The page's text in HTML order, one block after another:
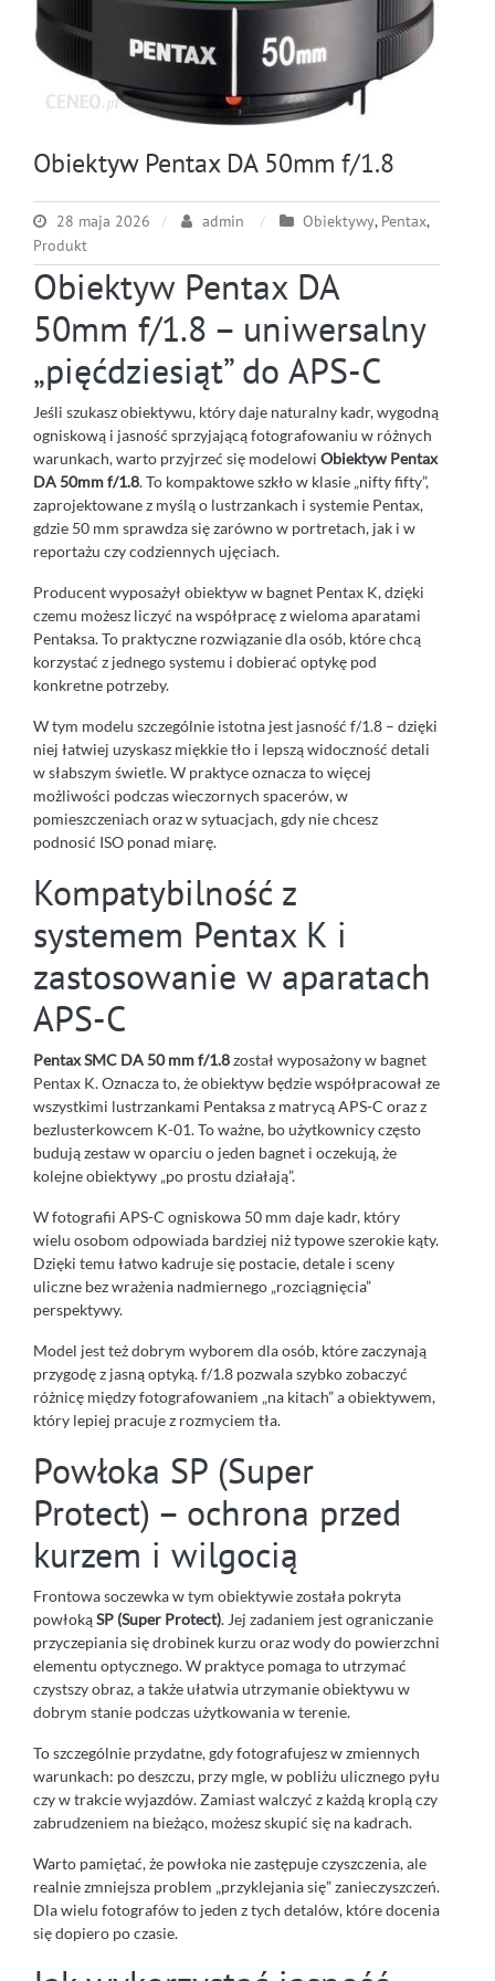
Obiektyw Pentax DA 50mm f/1.8
28 maja 2026 admin Obiektywy, Pentax,
Produkt
Obiektyw Pentax DA
50mm f/1.8 – uniwersalny
„pięćdziesiąt” do APS-C
Jeśli szukasz obiektywu, który daje naturalny kadr, wygodną
ogniskową i jasność sprzyjającą fotografowaniu w różnych
warunkach, warto przyjrzeć się modelowi Obiektyw Pentax
DA 50mm f/1.8. To kompaktowe szkło w klasie „nifty fifty”,
zaprojektowane z myślą o lustrzankach i systemie Pentax,
gdzie 50 mm sprawdza się zarówno w portretach, jak i w
reportażu czy codziennych ujęciach.
Producent wyposażył obiektyw w bagnet Pentax K, dzięki
czemu możesz liczyć na współpracę z wieloma aparatami
Pentaksa. To praktyczne rozwiązanie dla osób, które chcą
korzystać z jednego systemu i dobierać optykę pod
konkretne potrzeby.
W tym modelu szczególnie istotna jest jasność f/1.8 – dzięki
niej łatwiej uzyskasz miękkie tło i lepszą widoczność detali
w słabszym świetle. W praktyce oznacza to więcej
możliwości podczas wieczornych spacerów, w
pomieszczeniach oraz w sytuacjach, gdy nie chcesz
podnosić ISO ponad miarę.
Kompatybilność z
systemem Pentax K i
zastosowanie w aparatach
APS-C
Pentax SMC DA 50 mm f/1.8został wyposażony w bagnet
Pentax K. Oznacza to, że obiektyw będzie współpracował ze
wszystkimi lustrzankami Pentaksa z matrycą APS-C oraz z
bezlusterkowcem K-01. To ważne, bo użytkownicy często
budują zestaw w oparciu o jeden bagnet i oczekują, że
kolejne obiektywy „po prostu działają”.
W fotografii APS-C ogniskowa 50 mm daje kadr, który
wielu osobom odpowiada bardziej niż typowe szerokie kąty.
Dzięki temu łatwo kadruje się postacie, detale i sceny
uliczne bez wrażenia nadmiernego „rozciągnięcia”
perspektywy.
Model jest też dobrym wyborem dla osób, które zaczynają
przygodę z jasną optyką. f/1.8 pozwala szybko zobaczyć
różnicę między fotografowaniem „na kitach” a obiektywem,
który lepiej pracuje z rozmyciem tła.
Powłoka SP (Super
Protect) – ochrona przed
kurzem i wilgocią
Frontowa soczewka w tym obiektywie została pokryta
powłokąSP (Super Protect). Jej zadaniem jest ograniczanie
przyczepiania się drobinek kurzu oraz wody do powierzchni
elementu optycznego. W praktyce pomaga to utrzymać
czystszy obraz, a także ułatwia utrzymanie obiektywu w
dobrym stanie podczas użytkowania w terenie.
To szczególnie przydatne, gdy fotografujesz w zmiennych
warunkach: po deszczu, przy mgle, w pobliżu ulicznego pyłu
czy w trakcie wyjazdów. Zamiast walczyć z każdą kroplą czy
zabrudzeniem na bieżąco, możesz skupić się na kadrach.
Warto pamiętać, że powłoka nie zastępuje czyszczenia, ale
realnie zmniejsza problem „przyklejania się” zanieczyszczeń.
Dla wielu fotografów to jeden z tych detalów, które docenia
się dopiero po czasie.